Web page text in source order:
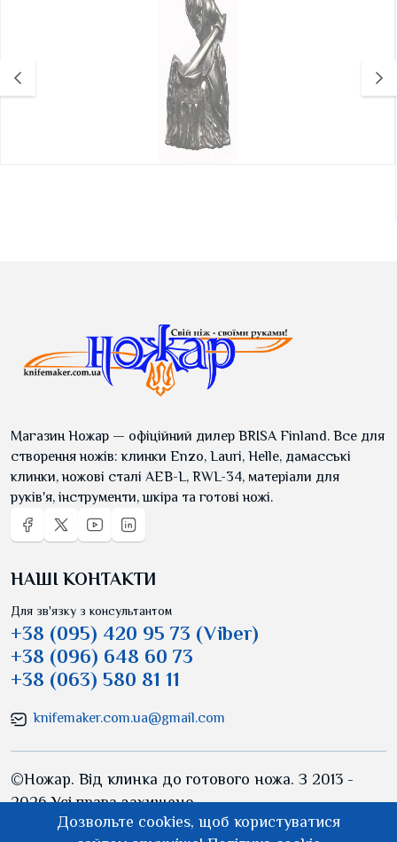
Магазин Ножар — офіційний дилер BRISA Finland. Все для
створення ножів: клинки Enzo, Lauri, Helle, дамасські
клинки, ножові сталі AEB-L, RWL-34, матеріали для
руків'я, інструменти, шкіра та готові ножі.
НАШІ КОНТАКТИ
Для зв'язку з консультантом
+38 (095) 420 95 73 (Viber)
+38 (096) 648 60 73
+38 (063) 580 81 11
knifemaker.com.ua@gmail.com
©Ножар. Від клинка до готового ножа. З 2013 -
2026 Усі права захищено.
Дозвольте cookies, щоб користуватися